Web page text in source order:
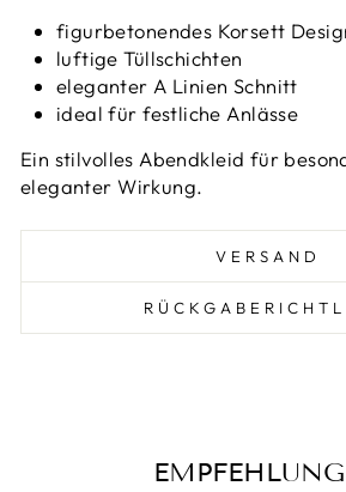
figurbetonendes Korsett
luftige Tüllschichten
eleganter A Linien Schnitt
ideal für festliche Anlässe
Ein stilvolles Abendkleid für
eleganter Wirkung.
VERSAND